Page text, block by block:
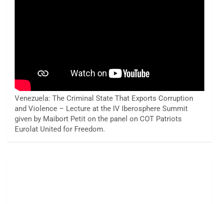
Venezuela: The Criminal State That Exports Corruption
and Violence – Lecture at the IV Iberosphere Summit
given by Maibort Petit on the panel on COT Patriots
Eurolat United for Freedom.